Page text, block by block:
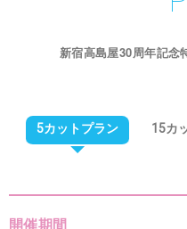
新宿高島屋30周年記念
5カットプラン 15カ
開催期間